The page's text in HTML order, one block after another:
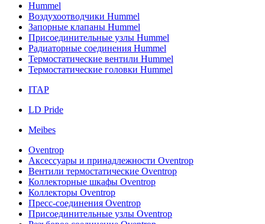
Hummel
Воздухоотводчики Hummel
Запорные клапаны Hummel
Присоединительные узлы Hummel
Радиаторные соединения Hummel
Термостатические вентили Hummel
Термостатические головки Hummel
ITAP
LD Pride
Meibes
Oventrop
Аксессуары и принадлежности Oventrop
Вентили термостатические Oventrop
Коллекторные шкафы Oventrop
Коллекторы Oventrop
Пресс-соединения Oventrop
Присоединительные узлы Oventrop